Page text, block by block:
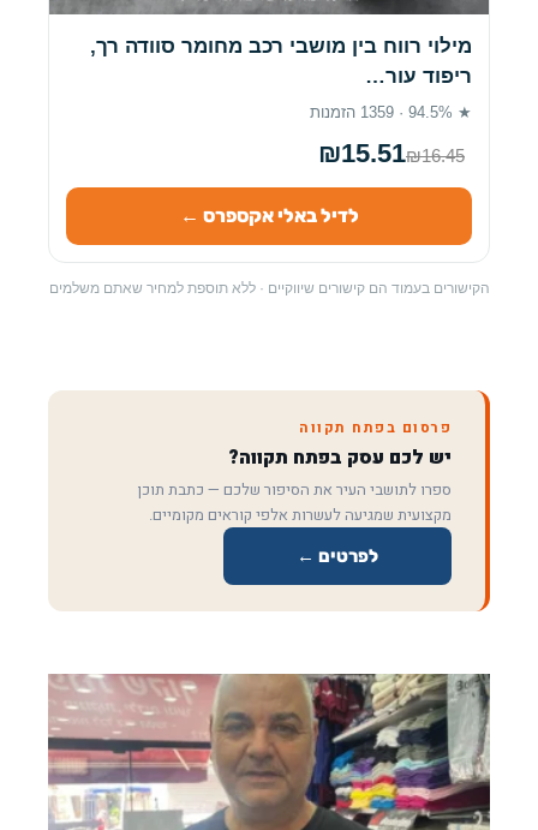
מילוי רווח בין מושבי רכב מחומר סוודה רך,
ריפוד עור…
★ 94.5% · 1359 הזמנות
₪15.51₪16.45
לדיל באלי אקספרס ←
הקישורים בעמוד הם קישורים שיווקיים · ללא תוספת למחיר שאתם משלמים
פרסום בפתח תקווה
יש לכם עסק בפתח תקווה?
ספרו לתושבי העיר את הסיפור שלכם — כתבת תוכן
מקצועית שמגיעה לעשרות אלפי קוראים מקומיים.
לפרטים ←